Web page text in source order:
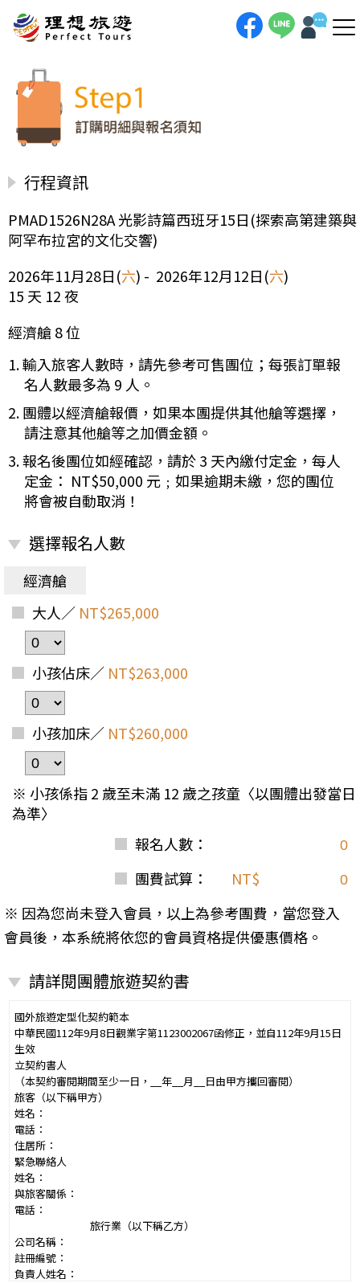
行程資訊
PMAD1526N28A 光影詩篇西班牙15日(探索高第建築與
阿罕布拉宮的文化交響)
2026年11月28日(六) - 2026年12月12日(六)
15 天 12 夜
經濟艙 8 位
1. 輸入旅客人數時，請先參考可售團位；每張訂單報
名人數最多為 9 人。
2. 團體以經濟艙報價，如果本團提供其他艙等選擇，
請注意其他艙等之加價金額。
3. 報名後團位如經確認，請於 3 天內繳付定金，每人
定金： NT$50,000 元﹔如果逾期未繳，您的團位
將會被自動取消！
選擇報名人數
經濟艙
大人／ NT$265,000
小孩佔床／ NT$263,000
小孩加床／ NT$260,000
※ 小孩係指 2 歲至未滿 12 歲之孩童〈以團體出發當日
為準〉
報名人數：
團費試算：
NT$
※ 因為您尚未登入會員，以上為參考團費，當您登入
會員後，本系統將依您的會員資格提供優惠價格。
請詳閱團體旅遊契約書
國外旅遊定型化契約範本
中華民國112年9月8日觀業字第1123002067函修正，並自112年9月15日
生效
立契約書人
（本契約審閱期間至少一日，__年__月__日由甲方攜回審閱）
旅客（以下稱甲方）
姓名：
電話：
住居所：
緊急聯絡人
姓名：
與旅客關係：
電話：
旅行業（以下稱乙方）
公司名稱：
註冊編號：
負責人姓名：